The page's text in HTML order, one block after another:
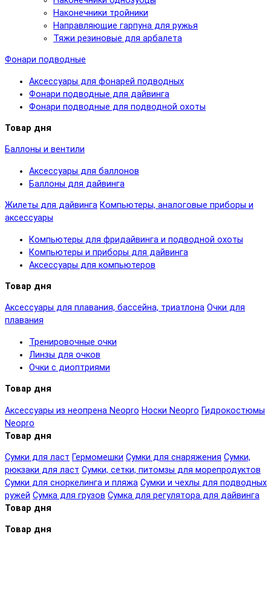
Наконечники тройники
Направляющие гарпуна для ружья
Тяжи резиновые для арбалета
Фонари подводные
Аксессуары для фонарей подводных
Фонари подводные для дайвинга
Фонари подводные для подводной охоты
Товар дня
Баллоны и вентили
Аксессуары для баллонов
Баллоны для дайвинга
Жилеты для дайвинга Компьютеры, аналоговые приборы и
аксессуары
Компьютеры для фридайвинга и подводной охоты
Компьютеры и приборы для дайвинга
Аксессуары для компьютеров
Товар дня
Аксессуары для плавания, бассейна, триатлона Очки для
плавания
Тренировочные очки
Линзы для очков
Очки с диоптриями
Товар дня
Аксессуары из неопрена Neopro Носки Neopro Гидрокостюмы
Neopro
Товар дня
Сумки для ласт Гермомешки Сумки для снаряжения Сумки,
рюкзаки для ласт Сумки, сетки, питомзы для морепродуктов
Сумки для сноркелинга и пляжа Сумки и чехлы для подводных
ружей Сумка для грузов Сумка для регулятора для дайвинга
Товар дня
Товар дня